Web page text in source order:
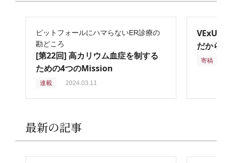
ピットフォールにハマらないER診療の
勘どころ
[第22回] 高カリウム血症を制する
ための4つのMission
連載 2024.03.11
VExUS
だから
寄稿
最新の記事